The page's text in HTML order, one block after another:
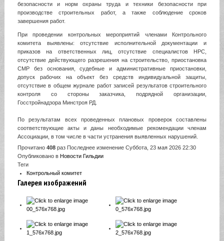
безопасности и норм охраны труда и техники безопасности при
производстве строительных работ, а также соблюдение сроков
завершения работ.
При проведении контрольных мероприятий членами Контрольного
комитета выявлены: отсутствие исполнительной документации и
приказов на ответственных лиц, отсутствие специалистов НРС,
отсутствие действующего разрешения на строительство, приостановка
СМР без основания, судебные и административные приостановки,
допуск рабочих на объект без средств индивидуальной защиты,
отсутствие в общем журнале работ записей результатов строительного
контроля со стороны заказчика, подрядной организации,
Госстройнадзора Минстроя РД.
По результатам всех проведенных плановых проверок составлены
соответствующие акты и даны необходимые рекомендации членам
Ассоциации, в том числе в части устранения выявленных нарушений.
Прочитано 408раз Последнее изменение Суббота, 23 мая 2026 22:30
Опубликовано в Новости Гильдии
Теги
Контрольный комитет
Галерея изображений